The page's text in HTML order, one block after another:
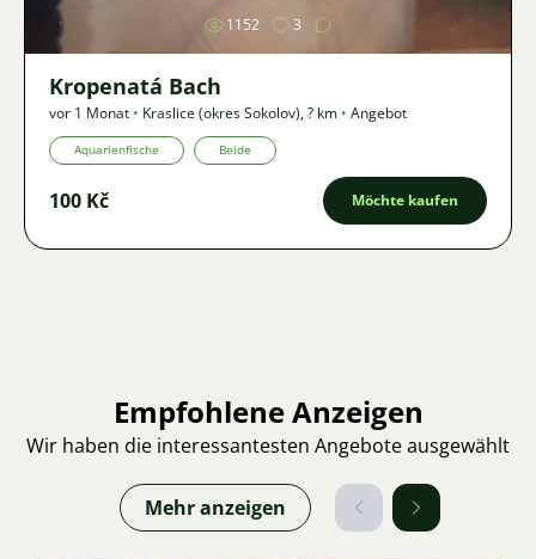
1152 3
Kropenatá Bach
vor 1 Monat • Kraslice (okres Sokolov),? km • Angebot
Aquarienfische Beide
100 Kč Möchte kaufen
Empfohlene Anzeigen
Wir haben die interessantesten Angebote ausgewählt
Mehr anzeigen